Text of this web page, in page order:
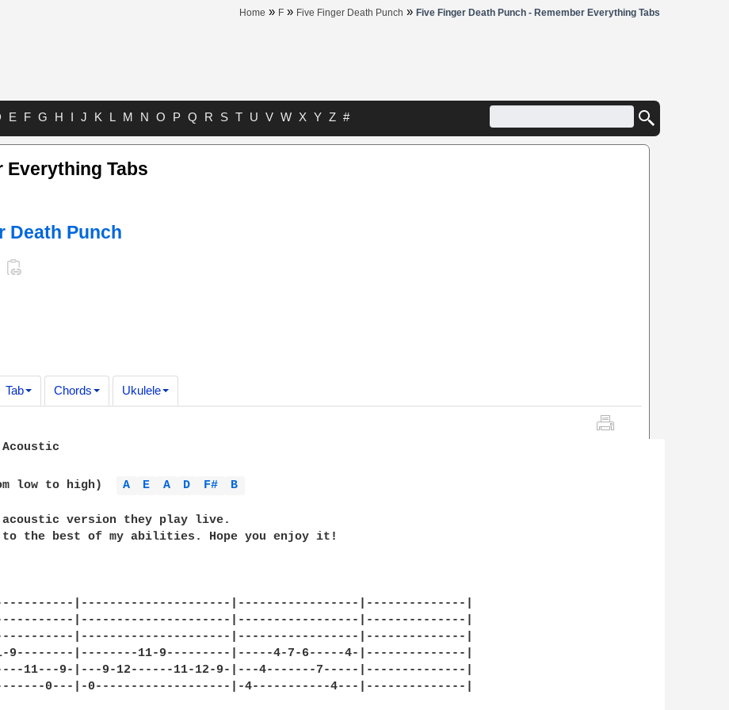
Home » F » Five Finger Death Punch » Five Finger Death Punch - Remember Everything Tabs
E F G H I J K L M N O P Q R S T U V W X Y Z #
Everything Tabs
Death Punch
Tab Chords Ukulele
low to high) A E A D F# B
version they play live.
to the best of my abilities. Hope you enjoy it!
|---------------------|-----------------|--------------|
|---------------------|-----------------|--------------|
|---------------------|-----------------|--------------|
9--------|--------11-9---------|-----4-7-6-----4-|--------------|
11---9-|---9-12------11-12-9-|---4-------7-----|--------------|
0---|-0-------------------|-4-----------4---|--------------|